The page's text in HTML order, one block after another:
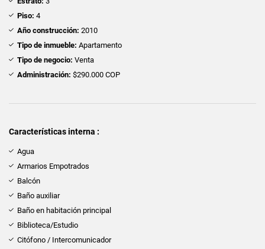
Piso: 4
Año construcción: 2010
Tipo de inmueble: Apartamento
Tipo de negocio: Venta
Administración: $290.000 COP
Características interna :
Agua
Armarios Empotrados
Balcón
Baño auxiliar
Baño en habitación principal
Biblioteca/Estudio
Citófono / Intercomunicador